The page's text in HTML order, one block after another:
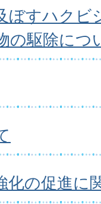
ぼすハクビ
の駆除につ
化の促進に